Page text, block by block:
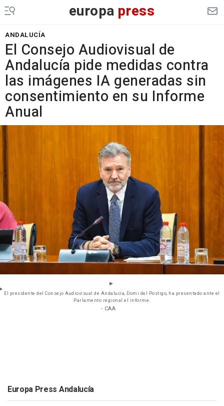
europa press
ANDALUCÍA
El Consejo Audiovisual de
Andalucía pide medidas contra
las imágenes IA generadas sin
consentimiento en su Informe
Anual
El presidente del Consejo Audiovisual de Andalucía, Domi del Postigo, ha presentado ante el
Parlamento regional el informe.
- CAA
Europa Press Andalucía